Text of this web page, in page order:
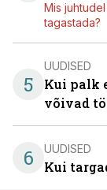
Mis
tagastada?
5
UUDISED
Kui palk
võivad
6 UUDISED
Kui